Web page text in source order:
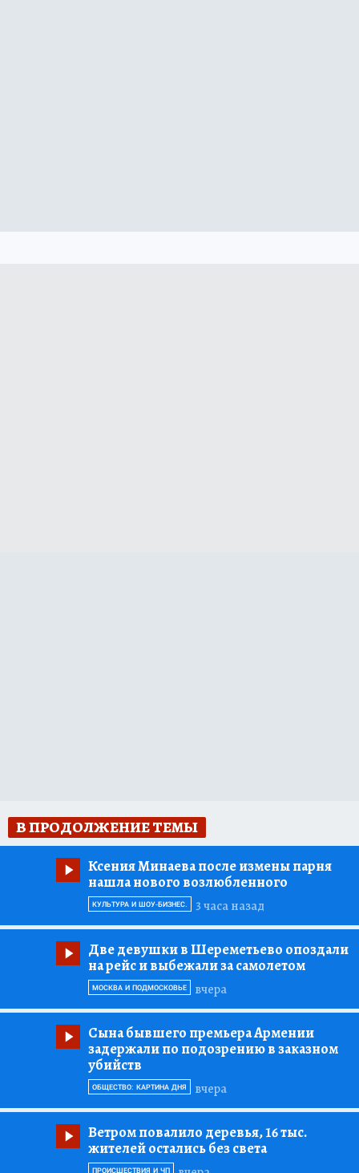
В ПРОДОЛЖЕНИЕ ТЕМЫ
Ксения Минаева после измены парня
нашла нового возлюбленного
3 часа назад
КУЛЬТУРА И ШОУ-БИЗНЕС.
Две девушки в Шереметьево опоздали
на рейс и выбежали за самолетом
вчера
МОСКВА И ПОДМОСКОВЬЕ
Сына бывшего премьера Армении
задержали по подозрению в заказном
убийств
вчера
ОБЩЕСТВО: КАРТИНА ДНЯ
Ветром повалило деревья, 16 тыс.
жителей остались без света
ПРОИСШЕСТВИЯ И ЧП